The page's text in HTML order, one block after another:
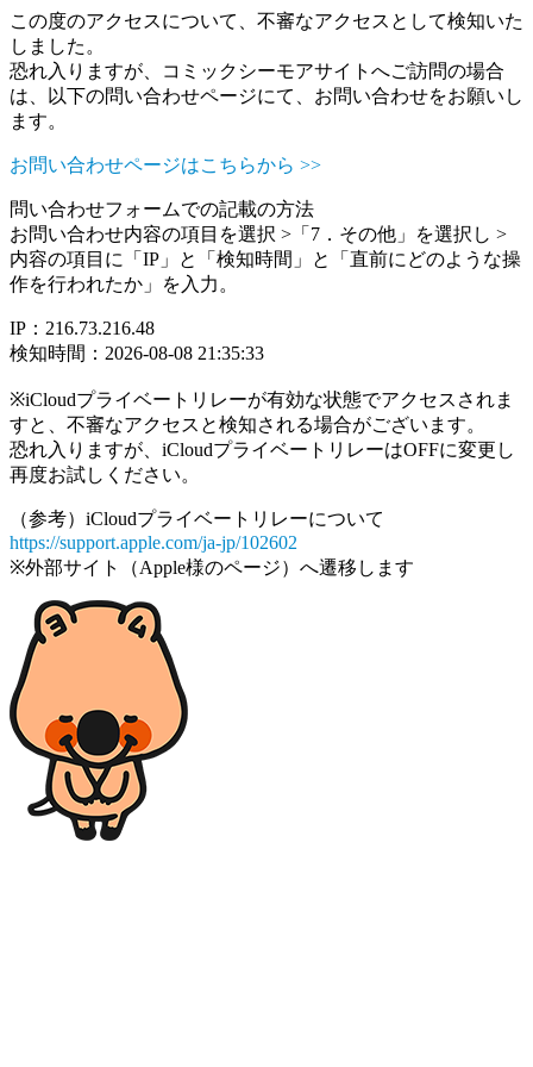
この度のアクセスについて、不審なアクセスとして検知いた
しました。
恐れ入りますが、コミックシーモアサイトへご訪問の場合
は、以下の問い合わせページにて、お問い合わせをお願いし
ます。
お問い合わせページはこちらから >>
問い合わせフォームでの記載の方法
お問い合わせ内容の項目を選択 >「7．その他」を選択し >
内容の項目に「IP」と「検知時間」と「直前にどのような操
作を行われたか」を入力。
IP：216.73.216.48
検知時間：2026-08-08 21:35:33
※iCloudプライベートリレーが有効な状態でアクセスされま
すと、不審なアクセスと検知される場合がございます。
恐れ入りますが、iCloudプライベートリレーはOFFに変更し
再度お試しください。
（参考）iCloudプライベートリレーについて
https://support.apple.com/ja-jp/102602
※外部サイト（Apple様のページ）へ遷移します